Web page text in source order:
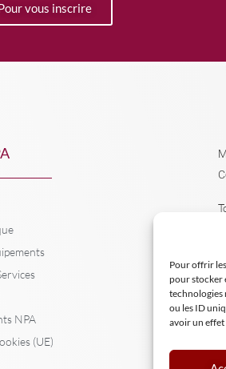
Pour offrir
pour stocker
technologies
ou les ID
avoir un
vous inscrire
NPA
(UE)